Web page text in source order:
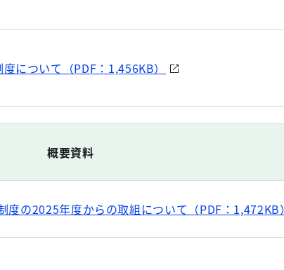
について（PDF：1,456KB）
概要資料
の2025年度からの取組について（PDF：1,472KB）